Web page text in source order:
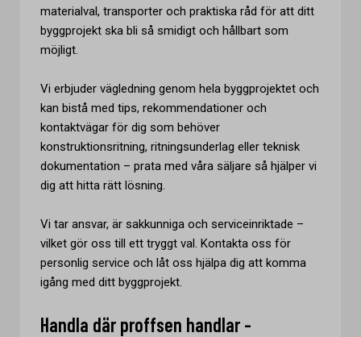
materialval, transporter och praktiska råd för att ditt
byggprojekt ska bli så smidigt och hållbart som
möjligt.
Vi erbjuder vägledning genom hela byggprojektet och
kan bistå med tips, rekommendationer och
kontaktvägar för dig som behöver
konstruktionsritning, ritningsunderlag eller teknisk
dokumentation – prata med våra säljare så hjälper vi
dig att hitta rätt lösning.
Vi tar ansvar, är sakkunniga och serviceinriktade –
vilket gör oss till ett tryggt val. Kontakta oss för
personlig service och låt oss hjälpa dig att komma
igång med ditt byggprojekt.
Handla där proffsen handlar -